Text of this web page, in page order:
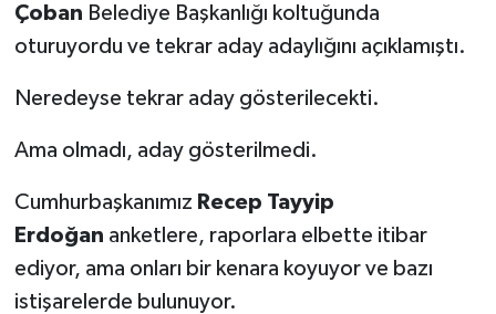
Çoban Belediye Başkanlığı koltuğunda
oturuyordu ve tekrar aday adaylığını açıklamıştı.
Neredeyse tekrar aday gösterilecekti.
Ama olmadı, aday gösterilmedi.
Cumhurbaşkanımız Recep Tayyip
Erdoğan anketlere, raporlara elbette itibar
ediyor, ama onları bir kenara koyuyor ve bazı
istişarelerde bulunuyor.